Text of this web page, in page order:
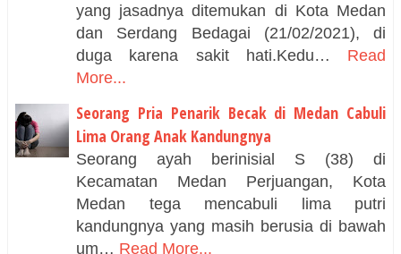
yang jasadnya ditemukan di Kota Medan
dan Serdang Bedagai (21/02/2021), di
duga karena sakit hati.Kedu…
Read
More...
Seorang Pria Penarik Becak di Medan Cabuli
Lima Orang Anak Kandungnya
Seorang ayah berinisial S (38) di
Kecamatan Medan Perjuangan, Kota
Medan tega mencabuli lima putri
kandungnya yang masih berusia di bawah
um… Read More...